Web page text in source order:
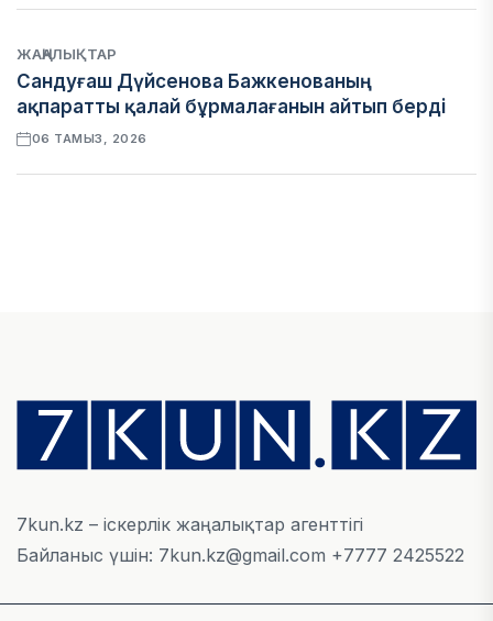
ЖАҢАЛЫҚТАР
Сандуғаш Дүйсенова Бажкенованың
ақпаратты қалай бұрмалағанын айтып берді
06 ТАМЫЗ, 2026
Алматы қалалық МКД мүлікті сатудан
алынатын салық туралы сұрақтарға жауап
берді
«Бәйтерек» холдингінің инвестициялық және
7kun.kz – іскерлік жаңалықтар агенттігі
Байланыс үшін: 7kun.kz@gmail.com +7777 2425522